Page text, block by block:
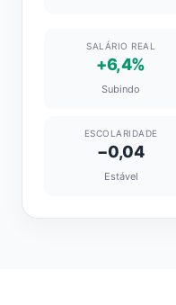
SALÁRIO REAL
+6,4%
Subindo
ESCOLARIDADE
−0,04
Estável